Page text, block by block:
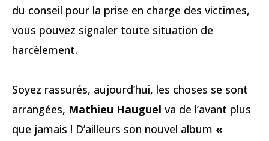
du conseil pour la prise en charge des victimes,
vous pouvez signaler toute situation de
harcèlement.
Soyez rassurés, aujourd’hui, les choses se sont
arrangées, Mathieu Hauguel va de l’avant plus
que jamais ! D’ailleurs son nouvel album «